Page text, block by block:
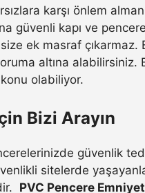
karşı önlem
güvenli kapı ve
ek masraf çıkarmaz.
altına alabilirsiniz.
olabiliyor.
Bizi Arayın
güvenlik
sitelerde
PVC Pencere